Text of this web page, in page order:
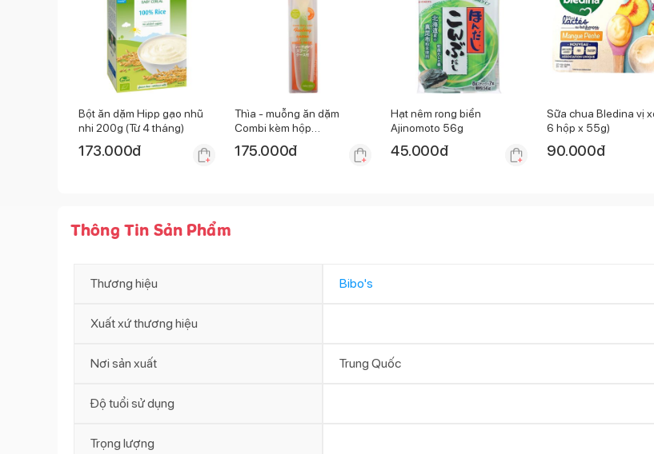
Bột ăn dặm Hipp gạo nhũ
nhi 200g (Từ 4 tháng)
173.000đ
Thìa - muỗng ăn dặm
Combi kèm hộp
175.000đ
Hạt nêm rong biển
Ajinomoto 56g
45.000đ
Sữa chua Bledina vị
6 hộp x 55g)
90.000đ
Thông Tin Sản Phẩm
Thương hiệu Bibo's
Xuất xứ thương hiệu
Nơi sản xuất Trung Quốc
Độ tuổi sử dụng
Trọng lượng